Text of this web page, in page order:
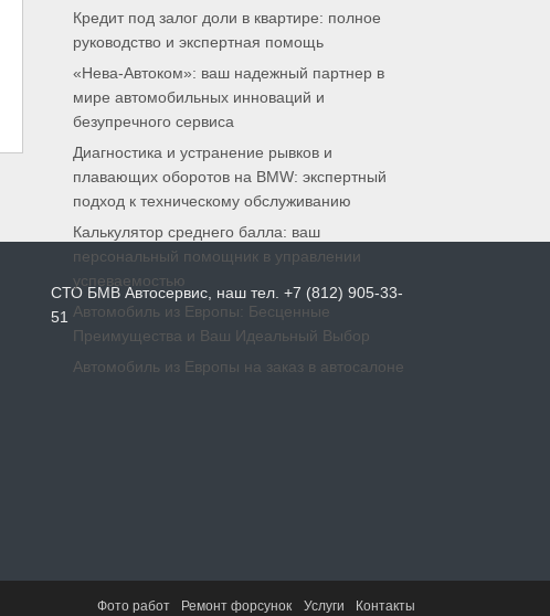
Кредит под залог доли в квартире: полное
руководство и экспертная помощь
«Нева-Автоком»: ваш надежный партнер в
мире автомобильных инноваций и
безупречного сервиса
Диагностика и устранение рывков и
плавающих оборотов на BMW: экспертный
подход к техническому обслуживанию
Калькулятор среднего балла: ваш
персональный помощник в управлении
успеваемостью
Автомобиль из Европы: Бесценные
Преимущества и Ваш Идеальный Выбор
Автомобиль из Европы на заказ в автосалоне
СТО БМВ Автосервис, наш тел. +7 (812) 905-33-
51
Фото работ Ремонт форсунок Услуги Контакты